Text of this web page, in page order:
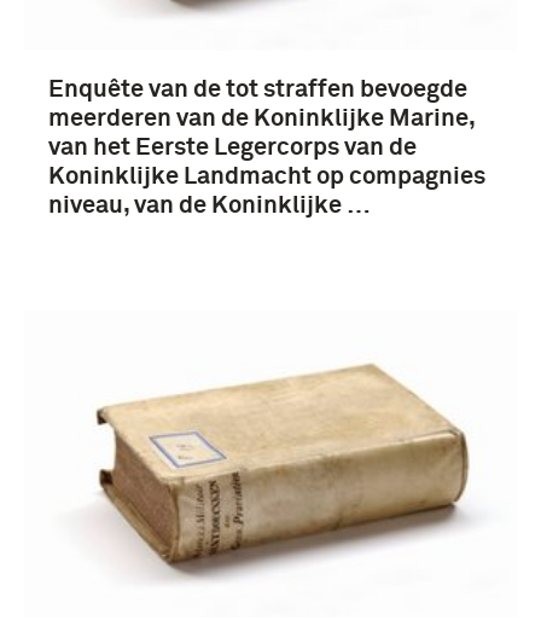
Enquête van de tot straffen bevoegde
meerderen van de Koninklijke Marine,
van het Eerste Legercorps van de
Koninklijke Landmacht op compagnies
niveau, van de Koninklijke …